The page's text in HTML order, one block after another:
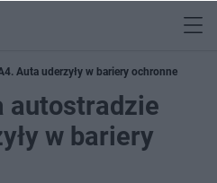
Dwie kolizje na autostradzie A4. Auta uderzyły w bariery ochronne
autostradzie
w bariery